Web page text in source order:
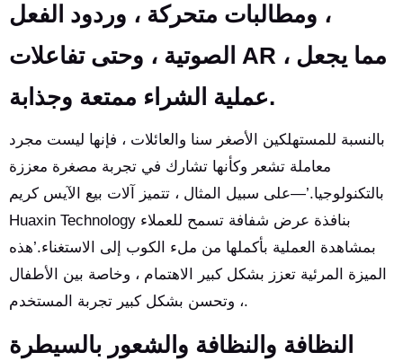
، ومطالبات متحركة ، وردود الفعل
الصوتية ، وحتى تفاعلات AR ، مما يجعل
عملية الشراء ممتعة وجذابة.
بالنسبة للمستهلكين الأصغر سنا والعائلات ، فإنها ليست مجرد
معاملة تشعر وكأنها تشارك في تجربة مصغرة معززة
بالتكنولوجيا.’—على سبيل المثال ، تتميز آلات بيع الآيس كريم
Huaxin Technology بنافذة عرض شفافة تسمح للعملاء
بمشاهدة العملية بأكملها من ملء الكوب إلى الاستغناء.’هذه
الميزة المرئية تعزز بشكل كبير الاهتمام ، وخاصة بين الأطفال
، وتحسن بشكل كبير تجربة المستخدم.
النظافة والنظافة والشعور بالسيطرة